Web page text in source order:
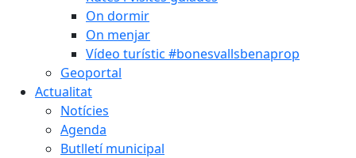
On dormir
On menjar
Vídeo turístic #bonesvallsbenaprop
Geoportal
Actualitat
Notícies
Agenda
Butlletí municipal